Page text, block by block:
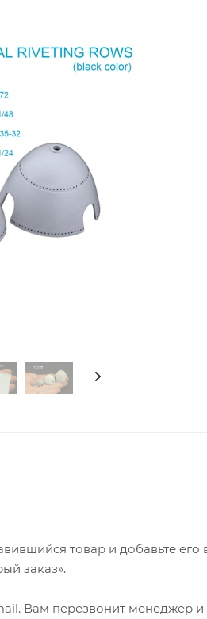
товар и добавьте его
заказ».
Вам перезвонит менеджер и